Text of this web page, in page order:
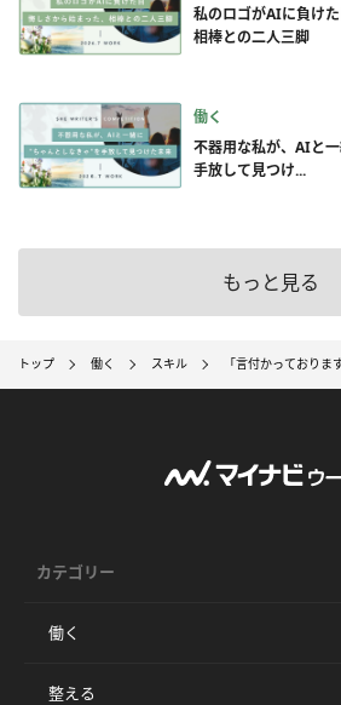
私のロゴがAIに負けた
相棒との二人三脚
働く
不器用な私が、AIと
手放して見つけ...
もっと見る
トップ 働く スキル 「言付かっており
カテゴリー
働く
整える